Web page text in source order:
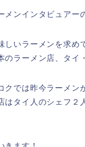
メンインタビュアー
しいラーメンを求め
のラーメン店、タイ
クでは昨今ラーメン
はタイ人のシェフ２